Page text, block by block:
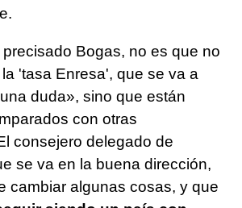
Bogas, no es que no
'tasa Enresa', que se va a
duda», sino que están
con otras
consejero delegado de
se va en la buena dirección,
cambiar algunas cosas, y que